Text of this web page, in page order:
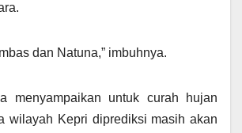
dan Natuna,” imbuhnya.
menyampaikan untuk curah hujan
wilayah Kepri diprediksi masih akan